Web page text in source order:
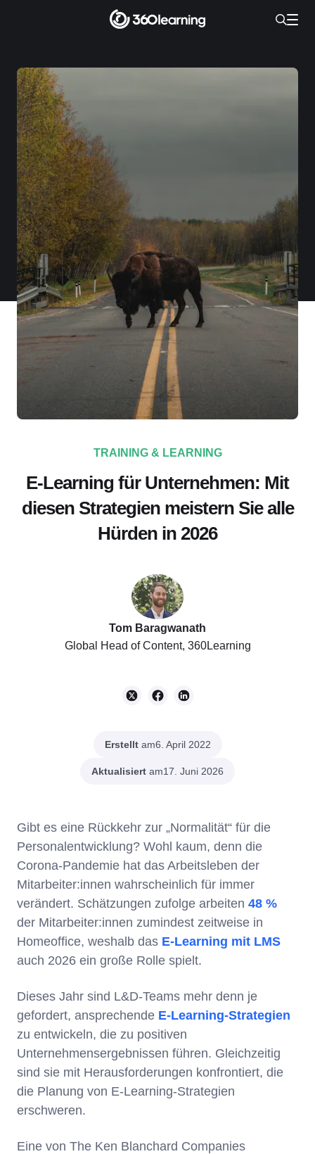
TRAINING & LEARNING
E-Learning für Unternehmen: Mit
diesen Strategien meistern Sie alle
Hürden in 2026
Tom Baragwanath
Global Head of Content, 360Learning
Erstelltam6. April 2022
Aktualisiert am17. Juni 2026
Gibt es eine Rückkehr zur „Normalität“ für die
Personalentwicklung? Wohl kaum, denn die
Corona-Pandemie hat das Arbeitsleben der
Mitarbeiter:innen wahrscheinlich für immer
verändert. Schätzungen zufolge arbeiten 48 %
der Mitarbeiter:innen zumindest zeitweise in
Homeoffice, weshalb das E-Learning mit LMS
auch 2026 ein große Rolle spielt.
Dieses Jahr sind L&D-Teams mehr denn je
gefordert, ansprechende E-Learning-Strategien
zu entwickeln, die zu positiven
Unternehmensergebnissen führen. Gleichzeitig
sind sie mit Herausforderungen konfrontiert, die
die Planung von E-Learning-Strategien
erschweren.
Eine von The Ken Blanchard Companies